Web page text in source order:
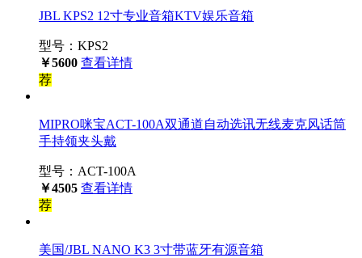
JBL KPS2 12寸专业音箱KTV娱乐音箱
型号：KPS2
￥5600 查看详情
荐
MIPRO咪宝ACT-100A双通道自动选讯无线麦克风话筒
手持领夹头戴
型号：ACT-100A
￥4505 查看详情
荐
美国/JBL NANO K3 3寸带蓝牙有源音箱